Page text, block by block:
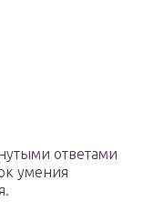
ответами
умения